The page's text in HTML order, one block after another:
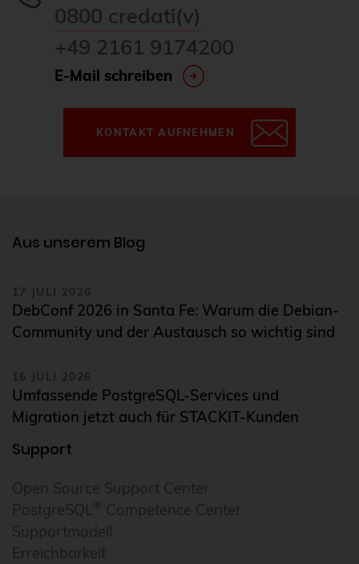
FreeBSD
freeipa
FreeRADIUS
FrOSCon
GnuPG
Governance
Grafana
Guacamole
gyptazy
Hilfe
Homeoffice
howto
0800 credati(v)
+49 2161 9174200
E-Mail schreiben
KONTAKT AUFNEHMEN
Aus unserem Blog
17 JULI 2026
DebConf 2026 in Santa Fe: Warum die Debian-
Community und der Austausch so wichtig sind
16 JULI 2026
Umfassende PostgreSQL-Services und
Migration jetzt auch für STACKIT-Kunden
Support
Open Source Support Center
PostgreSQL ® Competence Center
Supportmodell
Erreichbarkeit